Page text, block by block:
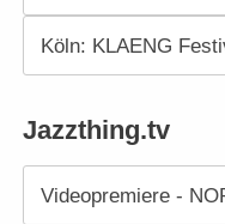
Köln: KLAENG
Jazzthing.tv
Videopremiere -